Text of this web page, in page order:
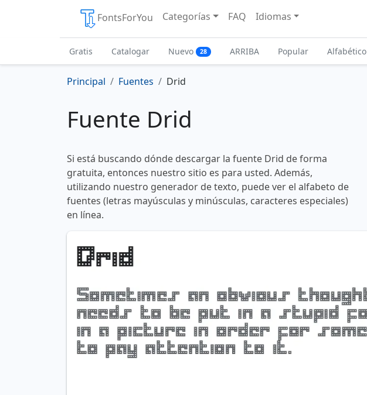
FontsForYou Categorías FAQ Idiomas
Gratis Catalogar Nuevo 28 ARRIBA Popular Alfabético
Principal Fuentes Drid
Fuente Drid
Si está buscando dónde descargar la fuente Drid de forma
gratuita, entonces nuestro sitio es para usted. Además,
utilizando nuestro generador de texto, puede ver el alfabeto de
fuentes (letras mayúsculas y minúsculas, caracteres especiales)
en línea.